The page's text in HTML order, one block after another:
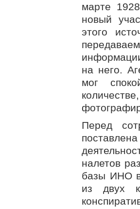
марте
новый
этого
на него.
мог
Перед
налетов
базы ИНО
из двух